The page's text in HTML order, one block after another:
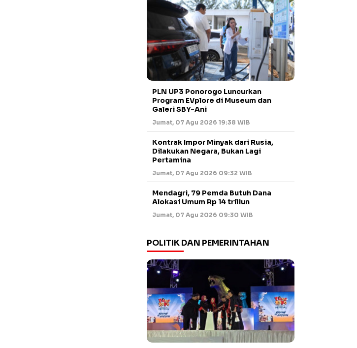
PLN UP3 Ponorogo Luncurkan
Program EVplore di Museum dan
Galeri SBY-Ani
Jumat, 07 Agu 2026 19:38 WIB
Kontrak Impor Minyak dari Rusia,
Dilakukan Negara, Bukan Lagi
Pertamina
Jumat, 07 Agu 2026 09:32 WIB
Mendagri, 79 Pemda Butuh Dana
Alokasi Umum Rp 14 triliun
Jumat, 07 Agu 2026 09:30 WIB
POLITIK DAN PEMERINTAHAN